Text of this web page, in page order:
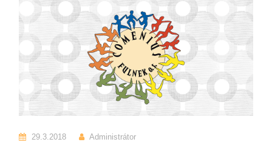
29.3.2018 Administrátor